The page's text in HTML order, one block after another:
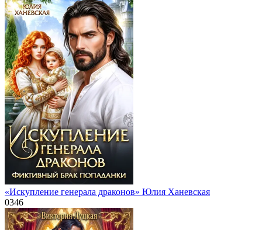
«Искупление генерала драконов» Юлия Ханевская
0346